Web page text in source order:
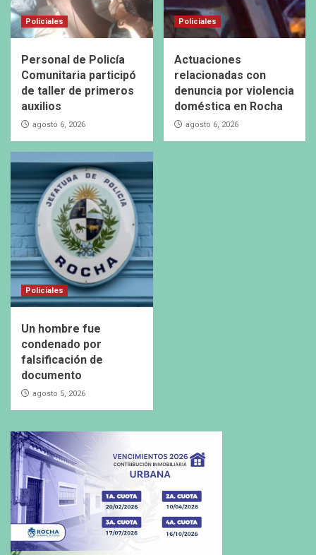
Policiales
Personal de Policía
Comunitaria participó
de taller de primeros
auxilios
agosto 6, 2026
Policiales
Actuaciones
relacionadas con
denuncia por violencia
doméstica en Rocha
agosto 6, 2026
Policiales
Un hombre fue
condenado por
falsificación de
documento
agosto 5, 2026